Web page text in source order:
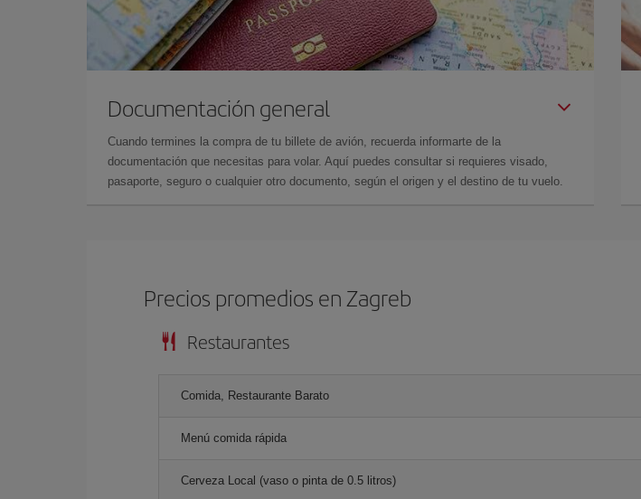
Documentación general
Cuando termines la compra de tu billete de avión, recuerda informarte de la
documentación que necesitas para volar. Aquí puedes consultar si requieres visado,
pasaporte, seguro o cualquier otro documento, según el origen y el destino de tu vuelo.
Precios promedios en Zagreb
Restaurantes
Comida, Restaurante Barato
Menú comida rápida
Cerveza Local (vaso o pinta de 0.5 litros)